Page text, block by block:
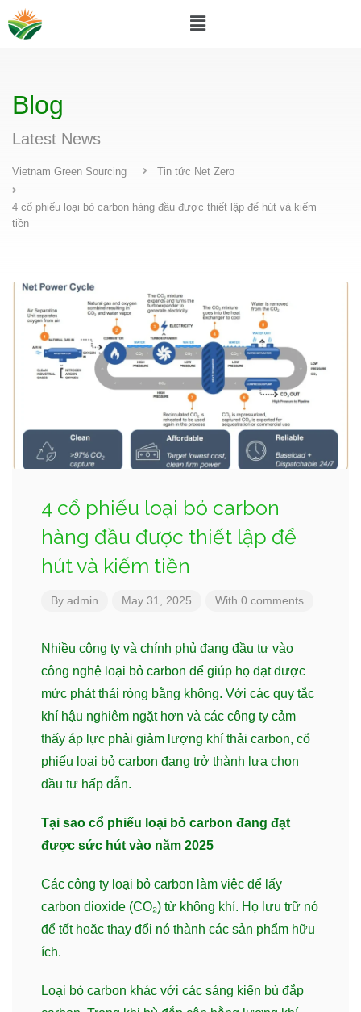
Blog
Latest News
Vietnam Green Sourcing Tin tức Net Zero
4 cổ phiếu loại bỏ carbon hàng đầu được thiết lập để hút và kiếm
tiền
4 cổ phiếu loại bỏ carbon
hàng đầu được thiết lập để
hút và kiếm tiền
By admin May 31, 2025 With 0 comments
Nhiều công ty và chính phủ đang đầu tư vào
công nghệ loại bỏ carbon để giúp họ đạt được
mức phát thải ròng bằng không. Với các quy tắc
khí hậu nghiêm ngặt hơn và các công ty cảm
thấy áp lực phải giảm lượng khí thải carbon, cổ
phiếu loại bỏ carbon đang trở thành lựa chọn
đầu tư hấp dẫn.
Tại sao cổ phiếu loại bỏ carbon đang đạt
được sức hút vào năm 2025
Các công ty loại bỏ carbon làm việc để lấy
carbon dioxide (CO₂) từ không khí. Họ lưu trữ nó
để tốt hoặc thay đổi nó thành các sản phẩm hữu
ích.
Loại bỏ carbon khác với các sáng kiến bù đắp